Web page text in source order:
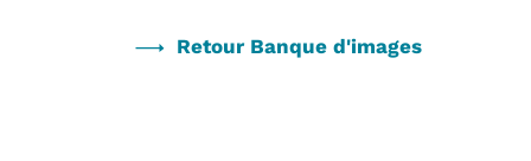
Retour Banque d'images